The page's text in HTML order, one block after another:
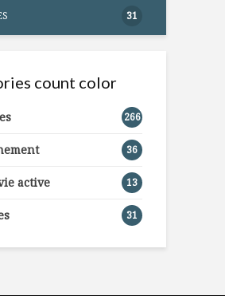
31
count color
266
36
active 13
31